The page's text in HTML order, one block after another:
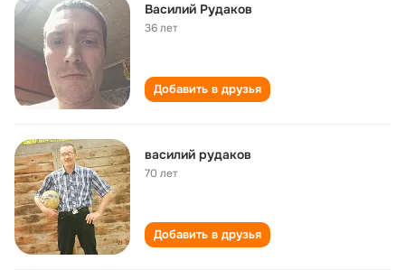
Василий Рудаков
36 лет
Добавить в друзья
василий рудаков
70 лет
Добавить в друзья